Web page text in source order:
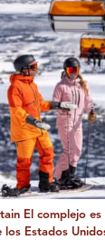
El complejo
los Estados